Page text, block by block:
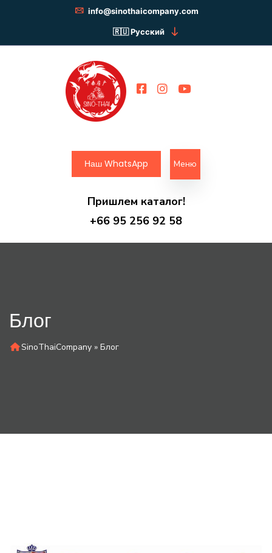
info@sinothaicompany.com
Русский
Наш WhatsApp Меню
Пришлем каталог!
+66 95 256 92 58
Блог
SinoThaiCompany » Блог